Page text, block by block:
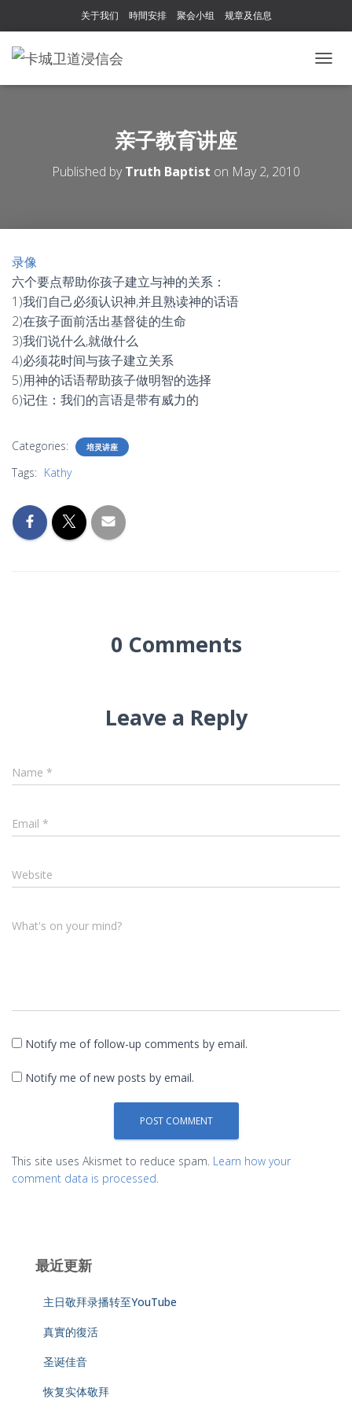
关于我们 時間安排 聚会小组 规章及信息
O
亲子教育讲座
Published byTruth Baptist on May 2, 2010
录像
六个要点帮助你孩子建立与神的关系：
1)我们自己必须认识神,并且熟读神的话语
2)在孩子面前活出基督徒的生命
3)我们说什么,就做什么
4)必须花时间与孩子建立关系
5)用神的话语帮助孩子做明智的选择
6)记住：我们的言语是带有威力的
Categories: 培灵讲座
Tags: Kathy
0 Comments
Leave a Reply
Name *
Email *
Website
What's on your mind?
Notify me of follow-up comments by email.
Notify me of new posts by email.
This site uses Akismet to reduce spam. Learn how your
comment data is processed.
最近更新
主日敬拜录播转至YouTube
真實的復活
圣诞佳音
恢复实体敬拜